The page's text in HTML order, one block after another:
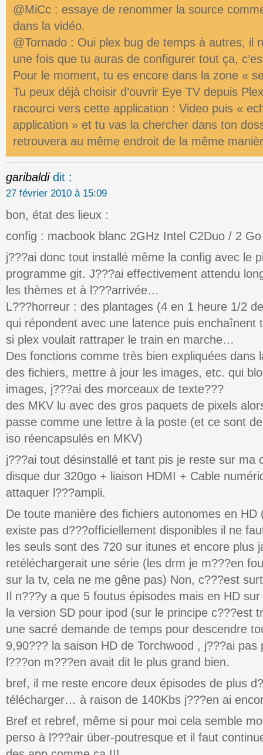
@MiCc : essaye de renommer la source
dans la vidéo.
@Tornado : Oui plex bug de temps à autres, il
une fois que tu auras de configurer tout ça,
Pour le moment, tu es encore dans la zone «
Tu peux déjà choisir d’ouvrir Eye TV depuis
racourci vers cette application : Video puis «
application » et tu vas la chercher dans ton
retrouvera au même endroit de la même
garibaldi dit :
27 février 2010 à 15:09
bon, état des lieux :
config : macbook blanc 2GHz Intel C2Duo / 2
j???ai donc tout installé même la config avec le
programme git. J???ai effectivement attendu
les thèmes et à l???arrivée…
L???horreur : des plantages (4 en 1 heure 1/2
qui répondent avec une latence puis enchaînent
si plex voulait rattraper le train en marche…
Des fonctions comme très bien expliquées dans
des fichiers, mettre à jour les images, etc. qui
images, j???ai des morceaux de texte???
des MKV lu avec des gros paquets de pixels
passe comme une lettre à la poste (et ce sont
iso réencapsulés en MKV)
j???ai tout désinstallé et tant pis je reste sur ma
disque dur 320go + liaison HDMI + Cable
attaquer l???ampli.
De toute manière des fichiers autonomes en HD
existe pas d???officiellement disponibles il ne
les seuls sont des 720 sur itunes et encore plus
retéléchargerait une série (les drm je m???en
sur la tv, cela ne me gêne pas) Non, c???est
Il n???y a que 5 foutus épisodes mais en HD
la version SD pour ipod (sur le principe c???est
une sacré demande de temps pour descendre
9,90??? la saison HD de Torchwood , j???ai
l???on m???en avait dit le plus grand bien.
bref, il me reste encore deux épisodes de plus
télécharger… à raison de 140Kbs j???en ai
Bref et rebref, même si pour moi cela semble
perso à l???air über-poutresque et il faut